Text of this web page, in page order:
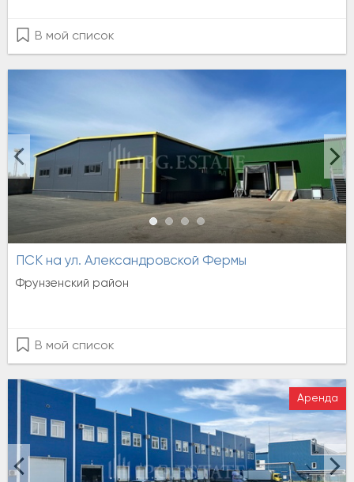
В мой список
ПСК на ул. Александровской Фермы
Фрунзенский район
В мой список
Аренда